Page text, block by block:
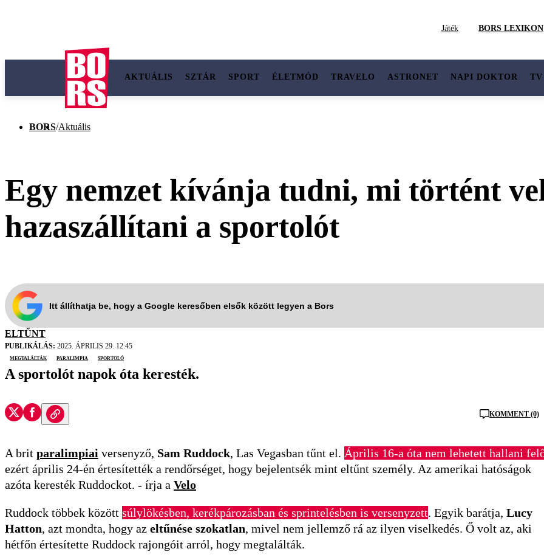
Játék BORS LEXIKON
AKTUÁLIS SZTÁR SPORT ÉLETMÓD TRAVELO ASTRONET NAPI DOKTOR TV
BORS/Aktuális
Egy nemzet kívánja tudni, mi történt
hazaszállítani a sportolót
Itt állíthatja be, hogy a Google keresőben elsők között legyen a Bors
ELTŰNT
PUBLIKÁLÁS: 2025. ÁPRILIS 29. 12:45
megtalálták
paralimpia sportoló
A sportolót napok óta keresték.
KOMMENT (0)
A brit paralimpiai versenyző, Sam Ruddock, Las Vegasban tűnt el. Április 16-a óta nem lehetett hallani
ezért április 24-én értesítették a rendőrséget, hogy bejelentsék mint eltűnt személy. Az amerikai hatóságok
azóta keresték Ruddockot. - írja a Velo
Ruddock többek között súlylökésben, kerékpározásban és sprintelésben is versenyzett. Egyik barátja, Lucy
Hatton, azt mondta, hogy az eltűnése szokatlan, mivel nem jellemző rá az ilyen viselkedés. Ő volt az, aki
hétfőn értesítette Ruddock rajongóit arról, hogy megtalálták.